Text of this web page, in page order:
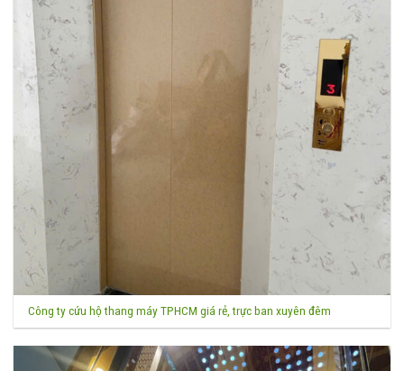
Công ty cứu hộ thang máy TPHCM giá rẻ, trực ban xuyên đêm